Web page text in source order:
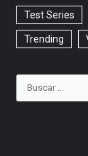
Test Series
Trending